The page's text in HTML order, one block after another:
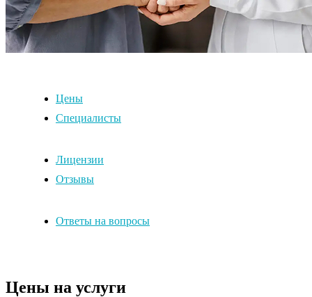
Цены
Специалисты
Лицензии
Отзывы
Ответы на вопросы
Цены на услуги